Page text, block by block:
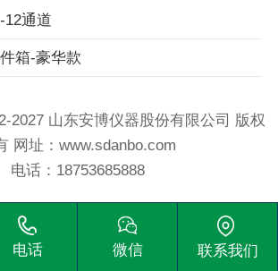
12通道
箱-豪华款
2027 山东安博仪器股份有限公司 版权
网址：www.sdanbo.com
电话： 18753685888
电话 微信 联系我们